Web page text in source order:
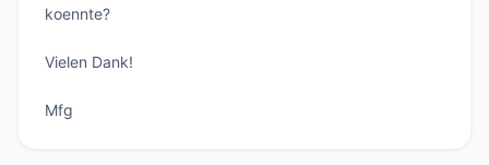
koennte?
Vielen Dank!
Mfg